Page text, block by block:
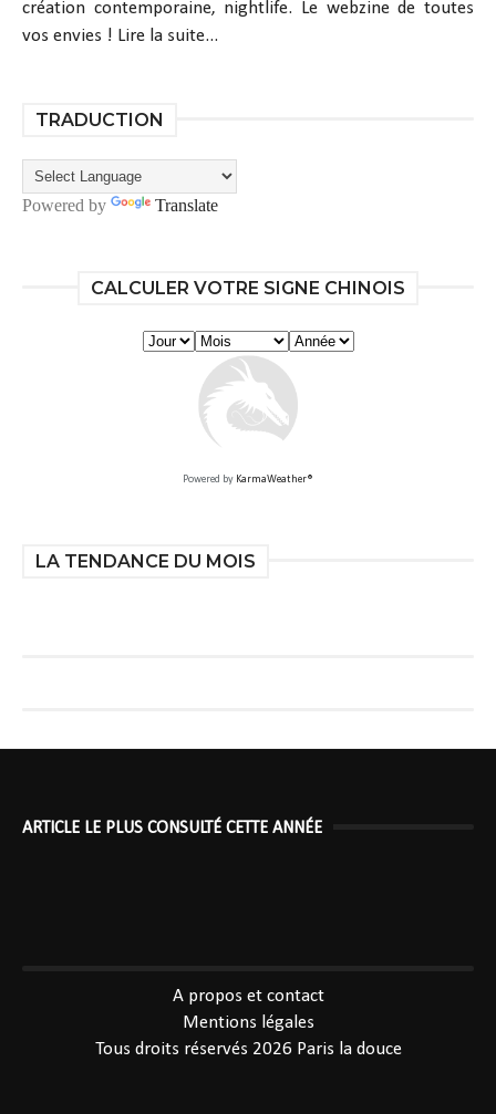
création contemporaine, nightlife. Le webzine de toutes
vos envies ! Lire la suite...
TRADUCTION
Powered by Translate
CALCULER VOTRE SIGNE CHINOIS
Powered by KarmaWeather®
LA TENDANCE DU MOIS
ARTICLE LE PLUS CONSULTÉ CETTE ANNÉE
A propos et contact
Mentions légales
Tous droits réservés 2026 Paris la douce